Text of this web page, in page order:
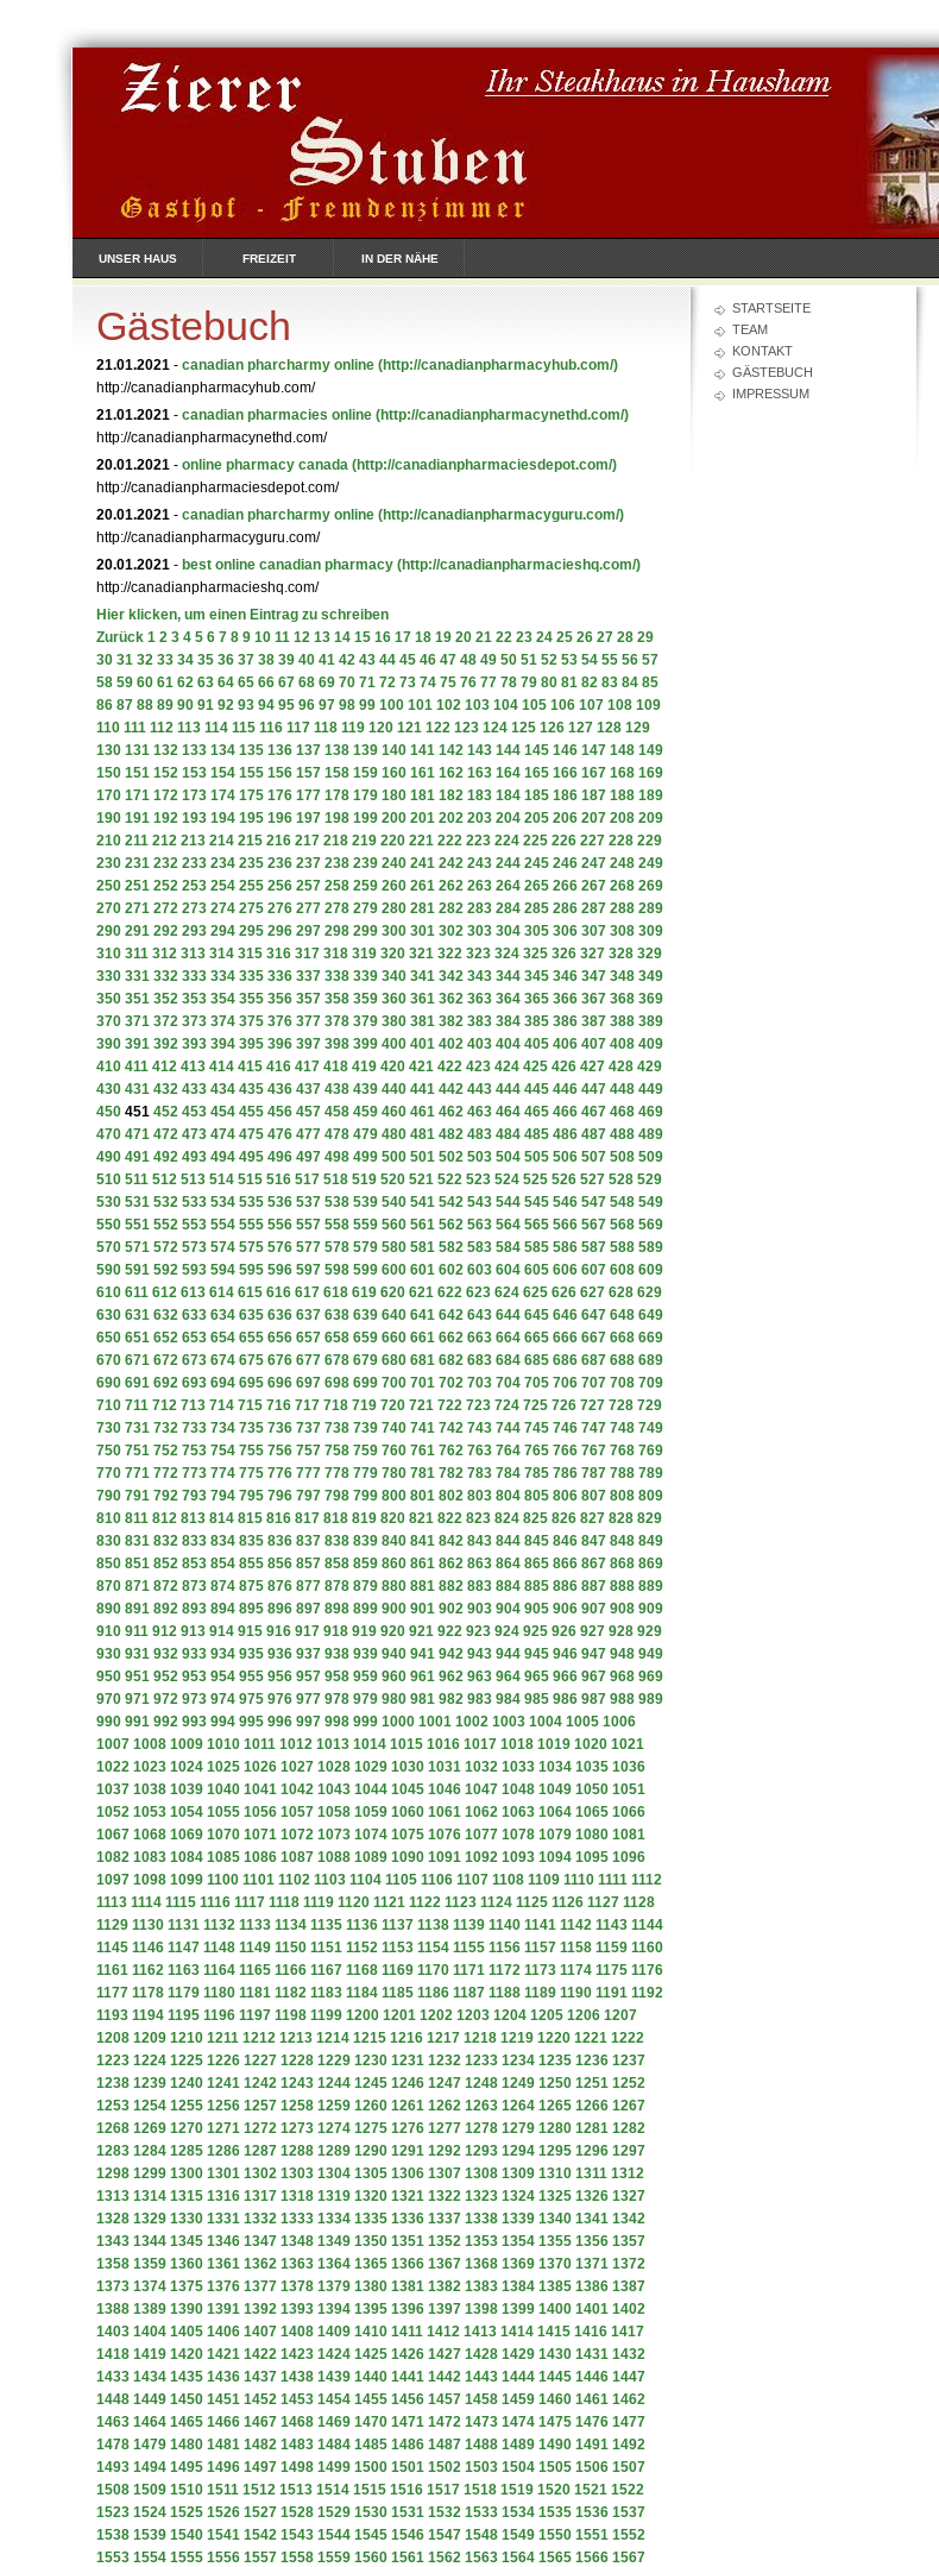
UNSER HAUS FREIZEIT IN DER NÄHE
STARTSEITE
TEAM
KONTAKT
GÄSTEBUCH
IMPRESSUM
Gästebuch
21.01.2021 - canadian pharcharmy online (http://canadianpharmacyhub.com/)
http://canadianpharmacyhub.com/
21.01.2021 - canadian pharmacies online (http://canadianpharmacynethd.com/)
http://canadianpharmacynethd.com/
20.01.2021 - online pharmacy canada (http://canadianpharmaciesdepot.com/)
http://canadianpharmaciesdepot.com/
20.01.2021 - canadian pharcharmy online (http://canadianpharmacyguru.com/)
http://canadianpharmacyguru.com/
20.01.2021 - best online canadian pharmacy (http://canadianpharmacieshq.com/)
http://canadianpharmacieshq.com/
Hier klicken, um einen Eintrag zu schreiben
Zurück 1 2 3 4 5 6 7 8 9 10 11 12 13 14 15 16 17 18 19 20 21 22 23 24 25 26 27 28 29
30 31 32 33 34 35 36 37 38 39 40 41 42 43 44 45 46 47 48 49 50 51 52 53 54 55 56 57
58 59 60 61 62 63 64 65 66 67 68 69 70 71 72 73 74 75 76 77 78 79 80 81 82 83 84 85
86 87 88 89 90 91 92 93 94 95 96 97 98 99 100 101 102 103 104 105 106 107 108 109
110 111 112 113 114 115 116 117 118 119 120 121 122 123 124 125 126 127 128 129
130 131 132 133 134 135 136 137 138 139 140 141 142 143 144 145 146 147 148 149
150 151 152 153 154 155 156 157 158 159 160 161 162 163 164 165 166 167 168 169
170 171 172 173 174 175 176 177 178 179 180 181 182 183 184 185 186 187 188 189
190 191 192 193 194 195 196 197 198 199 200 201 202 203 204 205 206 207 208 209
210 211 212 213 214 215 216 217 218 219 220 221 222 223 224 225 226 227 228 229
230 231 232 233 234 235 236 237 238 239 240 241 242 243 244 245 246 247 248 249
250 251 252 253 254 255 256 257 258 259 260 261 262 263 264 265 266 267 268 269
270 271 272 273 274 275 276 277 278 279 280 281 282 283 284 285 286 287 288 289
290 291 292 293 294 295 296 297 298 299 300 301 302 303 304 305 306 307 308 309
310 311 312 313 314 315 316 317 318 319 320 321 322 323 324 325 326 327 328 329
330 331 332 333 334 335 336 337 338 339 340 341 342 343 344 345 346 347 348 349
350 351 352 353 354 355 356 357 358 359 360 361 362 363 364 365 366 367 368 369
370 371 372 373 374 375 376 377 378 379 380 381 382 383 384 385 386 387 388 389
390 391 392 393 394 395 396 397 398 399 400 401 402 403 404 405 406 407 408 409
410 411 412 413 414 415 416 417 418 419 420 421 422 423 424 425 426 427 428 429
430 431 432 433 434 435 436 437 438 439 440 441 442 443 444 445 446 447 448 449
450 451 452 453 454 455 456 457 458 459 460 461 462 463 464 465 466 467 468 469
470 471 472 473 474 475 476 477 478 479 480 481 482 483 484 485 486 487 488 489
490 491 492 493 494 495 496 497 498 499 500 501 502 503 504 505 506 507 508 509
510 511 512 513 514 515 516 517 518 519 520 521 522 523 524 525 526 527 528 529
530 531 532 533 534 535 536 537 538 539 540 541 542 543 544 545 546 547 548 549
550 551 552 553 554 555 556 557 558 559 560 561 562 563 564 565 566 567 568 569
570 571 572 573 574 575 576 577 578 579 580 581 582 583 584 585 586 587 588 589
590 591 592 593 594 595 596 597 598 599 600 601 602 603 604 605 606 607 608 609
610 611 612 613 614 615 616 617 618 619 620 621 622 623 624 625 626 627 628 629
630 631 632 633 634 635 636 637 638 639 640 641 642 643 644 645 646 647 648 649
650 651 652 653 654 655 656 657 658 659 660 661 662 663 664 665 666 667 668 669
670 671 672 673 674 675 676 677 678 679 680 681 682 683 684 685 686 687 688 689
690 691 692 693 694 695 696 697 698 699 700 701 702 703 704 705 706 707 708 709
710 711 712 713 714 715 716 717 718 719 720 721 722 723 724 725 726 727 728 729
730 731 732 733 734 735 736 737 738 739 740 741 742 743 744 745 746 747 748 749
750 751 752 753 754 755 756 757 758 759 760 761 762 763 764 765 766 767 768 769
770 771 772 773 774 775 776 777 778 779 780 781 782 783 784 785 786 787 788 789
790 791 792 793 794 795 796 797 798 799 800 801 802 803 804 805 806 807 808 809
810 811 812 813 814 815 816 817 818 819 820 821 822 823 824 825 826 827 828 829
830 831 832 833 834 835 836 837 838 839 840 841 842 843 844 845 846 847 848 849
850 851 852 853 854 855 856 857 858 859 860 861 862 863 864 865 866 867 868 869
870 871 872 873 874 875 876 877 878 879 880 881 882 883 884 885 886 887 888 889
890 891 892 893 894 895 896 897 898 899 900 901 902 903 904 905 906 907 908 909
910 911 912 913 914 915 916 917 918 919 920 921 922 923 924 925 926 927 928 929
930 931 932 933 934 935 936 937 938 939 940 941 942 943 944 945 946 947 948 949
950 951 952 953 954 955 956 957 958 959 960 961 962 963 964 965 966 967 968 969
970 971 972 973 974 975 976 977 978 979 980 981 982 983 984 985 986 987 988 989
990 991 992 993 994 995 996 997 998 999 1000 1001 1002 1003 1004 1005 1006
1007 1008 1009 1010 1011 1012 1013 1014 1015 1016 1017 1018 1019 1020 1021
1022 1023 1024 1025 1026 1027 1028 1029 1030 1031 1032 1033 1034 1035 1036
1037 1038 1039 1040 1041 1042 1043 1044 1045 1046 1047 1048 1049 1050 1051
1052 1053 1054 1055 1056 1057 1058 1059 1060 1061 1062 1063 1064 1065 1066
1067 1068 1069 1070 1071 1072 1073 1074 1075 1076 1077 1078 1079 1080 1081
1082 1083 1084 1085 1086 1087 1088 1089 1090 1091 1092 1093 1094 1095 1096
1097 1098 1099 1100 1101 1102 1103 1104 1105 1106 1107 1108 1109 1110 1111 1112
1113 1114 1115 1116 1117 1118 1119 1120 1121 1122 1123 1124 1125 1126 1127 1128
1129 1130 1131 1132 1133 1134 1135 1136 1137 1138 1139 1140 1141 1142 1143 1144
1145 1146 1147 1148 1149 1150 1151 1152 1153 1154 1155 1156 1157 1158 1159 1160
1161 1162 1163 1164 1165 1166 1167 1168 1169 1170 1171 1172 1173 1174 1175 1176
1177 1178 1179 1180 1181 1182 1183 1184 1185 1186 1187 1188 1189 1190 1191 1192
1193 1194 1195 1196 1197 1198 1199 1200 1201 1202 1203 1204 1205 1206 1207
1208 1209 1210 1211 1212 1213 1214 1215 1216 1217 1218 1219 1220 1221 1222
1223 1224 1225 1226 1227 1228 1229 1230 1231 1232 1233 1234 1235 1236 1237
1238 1239 1240 1241 1242 1243 1244 1245 1246 1247 1248 1249 1250 1251 1252
1253 1254 1255 1256 1257 1258 1259 1260 1261 1262 1263 1264 1265 1266 1267
1268 1269 1270 1271 1272 1273 1274 1275 1276 1277 1278 1279 1280 1281 1282
1283 1284 1285 1286 1287 1288 1289 1290 1291 1292 1293 1294 1295 1296 1297
1298 1299 1300 1301 1302 1303 1304 1305 1306 1307 1308 1309 1310 1311 1312
1313 1314 1315 1316 1317 1318 1319 1320 1321 1322 1323 1324 1325 1326 1327
1328 1329 1330 1331 1332 1333 1334 1335 1336 1337 1338 1339 1340 1341 1342
1343 1344 1345 1346 1347 1348 1349 1350 1351 1352 1353 1354 1355 1356 1357
1358 1359 1360 1361 1362 1363 1364 1365 1366 1367 1368 1369 1370 1371 1372
1373 1374 1375 1376 1377 1378 1379 1380 1381 1382 1383 1384 1385 1386 1387
1388 1389 1390 1391 1392 1393 1394 1395 1396 1397 1398 1399 1400 1401 1402
1403 1404 1405 1406 1407 1408 1409 1410 1411 1412 1413 1414 1415 1416 1417
1418 1419 1420 1421 1422 1423 1424 1425 1426 1427 1428 1429 1430 1431 1432
1433 1434 1435 1436 1437 1438 1439 1440 1441 1442 1443 1444 1445 1446 1447
1448 1449 1450 1451 1452 1453 1454 1455 1456 1457 1458 1459 1460 1461 1462
1463 1464 1465 1466 1467 1468 1469 1470 1471 1472 1473 1474 1475 1476 1477
1478 1479 1480 1481 1482 1483 1484 1485 1486 1487 1488 1489 1490 1491 1492
1493 1494 1495 1496 1497 1498 1499 1500 1501 1502 1503 1504 1505 1506 1507
1508 1509 1510 1511 1512 1513 1514 1515 1516 1517 1518 1519 1520 1521 1522
1523 1524 1525 1526 1527 1528 1529 1530 1531 1532 1533 1534 1535 1536 1537
1538 1539 1540 1541 1542 1543 1544 1545 1546 1547 1548 1549 1550 1551 1552
1553 1554 1555 1556 1557 1558 1559 1560 1561 1562 1563 1564 1565 1566 1567